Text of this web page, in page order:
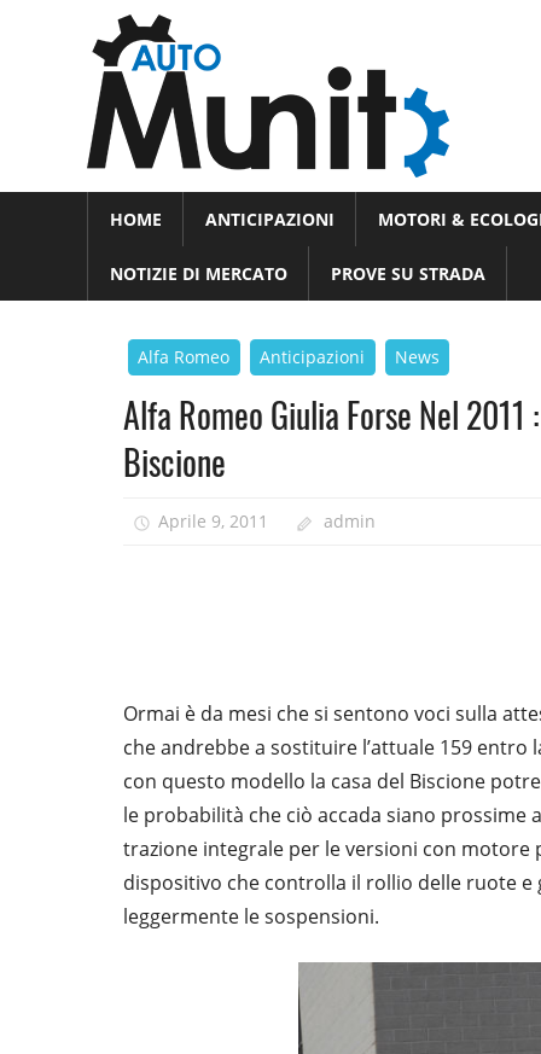
e
Novità
dal
HOME ANTICIPAZIONI MOTORI &
NOTIZIE DI MERCATO PROVE SU STRADA
Alfa Romeo Anticipazioni News
Alfa Romeo Giulia Forse Nel
Biscione
Aprile 9, 2011 admin
Ormai è da mesi che si sentono voci sulla
che andrebbe a sostituire l’attuale 159 entro
con questo modello la casa del Biscione
le probabilità che ciò accada siano prossime
trazione integrale per le versioni con
dispositivo che controlla il rollio delle ruote
leggermente le sospensioni.